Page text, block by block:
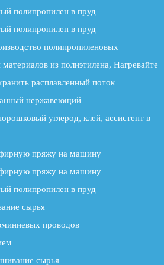
полипропилен в пруд
полипропилен в пруд
полипропиленовых
из полиэтилена, Нагревайте
расплавленный поток
нержавеющий
углерод, клей, ассистент в
пряжу на машину
пряжу на машину
полипропилен в пруд
сырья
проводов
сырья